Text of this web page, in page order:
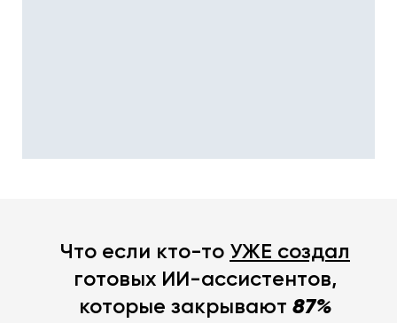
Что если кто-то УЖЕ создал
готовых ИИ-ассистентов,
которые закрывают 87%